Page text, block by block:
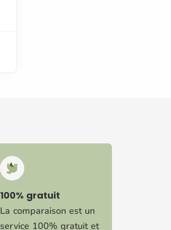
100% gratuit
La comparaison est un
service 100% gratuit et